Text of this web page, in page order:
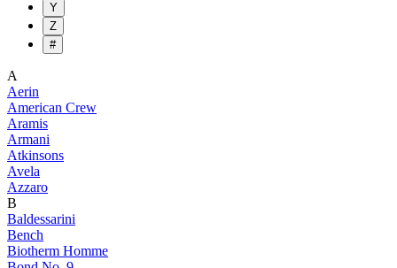
Y
Z
#
A
Aerin
American Crew
Aramis
Armani
Atkinsons
Avela
Azzaro
B
Baldessarini
Bench
Biotherm Homme